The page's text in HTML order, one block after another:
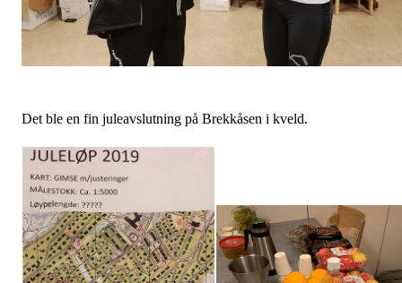
Det ble en fin juleavslutning på Brekkåsen i kveld.